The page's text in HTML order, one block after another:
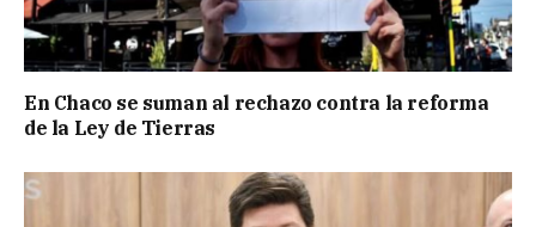
En Chaco se suman al rechazo contra la reforma
de la Ley de Tierras